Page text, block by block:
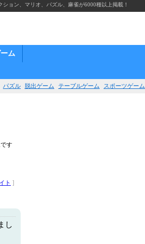
ョン、マリオ、パズル、麻雀が6000種以上掲載！
ム
パズル 脱出ゲーム テーブルゲーム スポーツゲーム
す
ト ]
し